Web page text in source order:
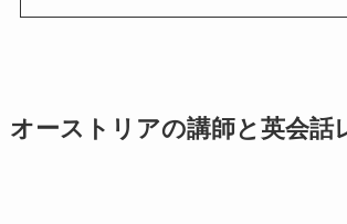
オーストリアの講師と英会話